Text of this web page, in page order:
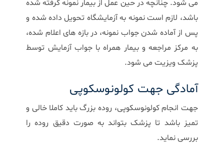
می شود. چنانچه در حین عمل از بیمار نمونه گرفته شده
باشد، لازم است نمونه به آزمایشگاه تحویل داده شده و
پس از آماده شدن جواب نمونه، در بازه های اعلام شده،
به مرکز مراجعه و بیمار همراه با جواب آزمایش توسط
پزشک ویزیت می شود.
آمادگی جهت کولونوسکوپی
جهت انجام کولونوسکوپی، روده بزرگ باید کاملا خالی و
تمیز باشد تا پزشک بتواند به صورت دقیق روده را
بررسی نماید.